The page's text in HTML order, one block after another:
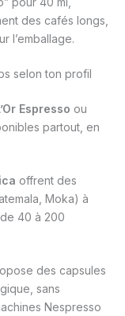
des cafés longs,
l’emballage.
selon ton profil
Espresso ou
partout, en
offrent des
Moka) à
40 à 200
des capsules
sans
Nespresso